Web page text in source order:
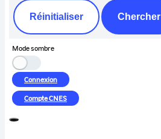
Réinitialiser Chercher
Mode sombre
Connexion
CompteCNES